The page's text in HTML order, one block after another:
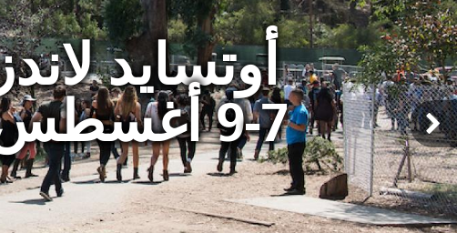
أوتسايد
7-9 أغسطس